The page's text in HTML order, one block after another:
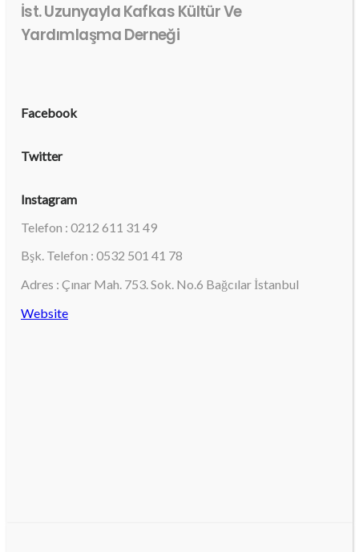
İst. Uzunyayla Kafkas Kültür Ve
Yardımlaşma Derneği
Facebook
Twitter
Instagram
Telefon : 0212 611 31 49
Bşk. Telefon : 0532 501 41 78
Adres : Çınar Mah. 753. Sok. No.6 Bağcılar İstanbul
Website